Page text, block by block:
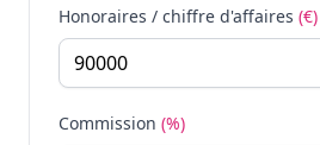
Honoraires / chiffre d'affaires (€)
Commission (%)